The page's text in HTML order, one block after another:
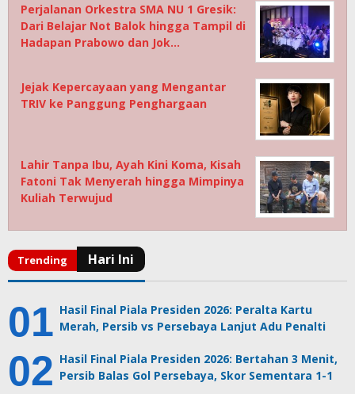
Perjalanan Orkestra SMA NU 1 Gresik:
Dari Belajar Not Balok hingga Tampil di
Hadapan Prabowo dan Jok…
Jejak Kepercayaan yang Mengantar
TRIV ke Panggung Penghargaan
Lahir Tanpa Ibu, Ayah Kini Koma, Kisah
Fatoni Tak Menyerah hingga Mimpinya
Kuliah Terwujud
Hasil Final Piala Presiden 2026: Peralta Kartu
Merah, Persib vs Persebaya Lanjut Adu Penalti
Hasil Final Piala Presiden 2026: Bertahan 3 Menit,
Persib Balas Gol Persebaya, Skor Sementara 1-1